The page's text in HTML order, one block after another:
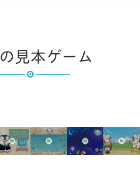
見本ゲーム